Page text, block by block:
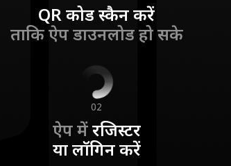
QR कोड स्कैन करें
ताकि ऐप डाउनलोड हो सके
02
ऐप मेंरजिस्टर
या लॉगिन करें